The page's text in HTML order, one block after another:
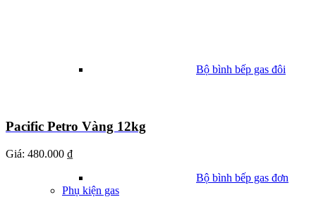
Bộ bình bếp gas đôi
Bộ bình bếp gas đơn
Phụ kiện gas
Pacific Petro Vàng 12kg
Giá: 480.000 ₫